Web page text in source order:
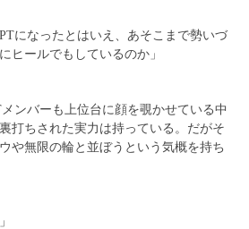
になったとはいえ、あそこまで勢いづ
ヒールでもしているのか」
ンバーも上位台に顔を覗かせている中
打ちされた実力は持っている。だがそ
や無限の輪と並ぼうという気概を持ち